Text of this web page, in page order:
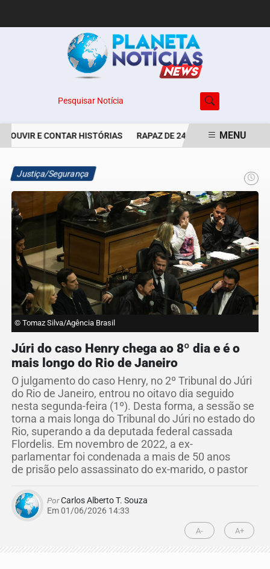
Pesquisar Notícia
E CONTAR HISTÓRIAS RAPAZ DE 24 ANOS É MENU
Justiça/Segurança
© Tomaz Silva/Agência Brasil
Júri do caso Henry chega ao 8º dia e é o
mais longo do Rio de Janeiro
O julgamento do caso Henry, no 2º Tribunal do Júri
do Rio de Janeiro, entrou no oitavo dia seguido
nesta segunda-feira (1º). Desta forma, a sessão se
torna a mais longa do Tribunal do Júri no estado do
Rio, superando a da deputada federal cassada
Flordelis. Em novembro de 2022, a ex-
parlamentar foi condenada a mais de 50 anos
de prisão pelo assassinato do ex-marido, o pastor
PorCarlos Alberto T. Souza
Em 01/06/2026 14:33
A- A+